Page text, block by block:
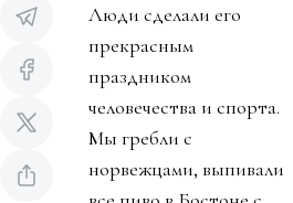
Люди сделали его
прекрасным
праздником
человечества и спорта.
Мы гребли с
норвежцами, выпивали